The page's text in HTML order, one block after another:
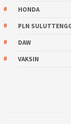
HONDA
PLN
DAW
VAKSIN